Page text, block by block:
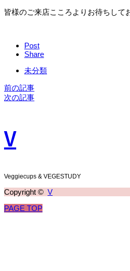
皆様のご来店こころよりお待ちして
Post
Share
未分類
前の記事
次の記事
V
Veggiecups & VEGESTUDY
Copyright © V
PAGE TOP